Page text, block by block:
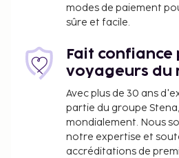
modes de paiement
sûre et facile.
Fait confiance
voyageurs du
Avec plus de 30 ans
partie du groupe
mondialement. Nous
notre expertise et
accréditations de